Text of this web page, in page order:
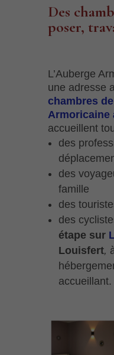
Des
poser,
L’Auberge
une adresse
chambres
Armoricaine
accueillent
des
des
famille
des
des
étape sur
Louisfert,
accueillant.